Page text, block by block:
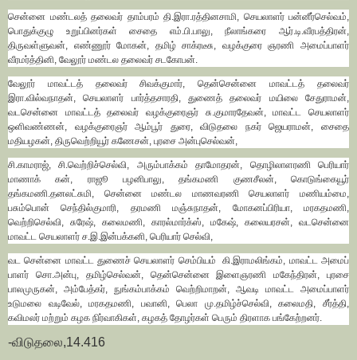
சென்னை மண்டலத் தலைவர் தாம்பரம் தி.இரா.ரத்தினசாமி, செயலாளர் பன்னீர்செல்வம்,
பொதுக்குழு உறுப்பினர்கள் சைதை எம்.பி.பாலு, நீலாங்கரை ஆர்.டி.வீரபத்திரன்,
திருவள்ளுவன், எண்ணூர் மோகன், தமிழ் சாக்ரடீசு, வழக்குரை ஞரணி அமைப்பாளர்
வீரமர்த்தினி, வேலூர் மண்டல தலைவர் சடகோபன்.
வேலூர் மாவட்டத் தலைவர் சிவக்குமார், தென்சென்னை மாவட்டத் தலைவர்
இரா.வில்வநாதன், செயலாளர் பார்த்தசாரதி, துணைத் தலைவர் மயிலை சேதுராமன்,
வடசென்னை மாவட்டத் தலைவர் வழக்குரைஞர் சு.குமாரதேவன், மாவட்ட செயலாளர்
ஒளிவண்ணன், வழக்குரைஞர் ஆம்பூர் துரை, விடுதலை நகர் ஜெயராமன், சைதை
மதியழகன், திருவெற்றியூர் கணேசன், புரசை அன்புசெல்வன்,
சி.காமராஜ், சி.வெற்றிச்செல்வி, அரும்பாக்கம் தாமோதரன், தொழிலாளரணி பெரியார்
மாணாக் கன், ராஜூ பழனிபாலு, தங்கமணி குணசீலன், கொடுங்கையூர்
தங்கமணி.தனலட்சுமி, சென்னை மண்டல மாணவரணி செயலாளர் மணியம்மை,
பசும்பொன் செந்தில்குமாரி, தரமணி மஞ்சுநாதன், மோகனப்பிரியா, மரகதமணி,
வெற்றிசெல்வி, சுரேஷ், கலைமணி, காரல்மார்க்ஸ், மகேஷ், கலையரசன், வடசென்னை
மாவட்ட செயலாளர் ச.இ.இன்பக்கனி, பெரியார் செல்வி,
வட சென்னை மாவட்ட துணைச் செயலாளர் செம்பியம் கி.இராமலிங்கம், மாவட்ட அமைப்
பாளர் சொ.அன்பு, தமிழ்செல்வன், தென்சென்னை இளைஞரணி மகேந்திரன், புரசை
பாலமுருகன், அம்பேத்கர், நுங்கம்பாக்கம் வெற்றிமாறன், ஆவடி மாவட்ட அமைப்பாளர்
உடுமலை வடிவேல், மரகதமணி, பவானி, பெலா மு.தமிழ்ச்செல்வி, கலைமதி, சீர்த்தி,
கவிமலர் மற்றும் கழக நிர்வாகிகள், கழகத் தோழர்கள் பெரும் திரளாக பங்கேற்றனர்.
-விடுதலை,14.416